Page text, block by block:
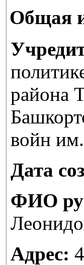
Общая
района
войн
Дата
ФИО
Адрес: